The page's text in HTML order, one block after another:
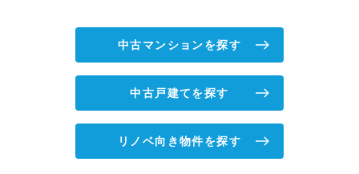
中古マンションを探す
中古戸建てを探す
リノベ向き物件を探す